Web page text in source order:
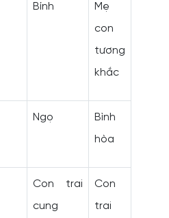
Bính
Mẹ
con
tương
khắc
Ngọ
Bình
hòa
Con trai
cung
Con
trai